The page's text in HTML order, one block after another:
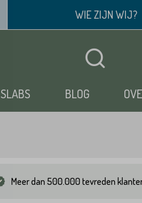
WIE ZIJN WIJ?
SLABS BLOG
Meer dan 500.000 tevreden